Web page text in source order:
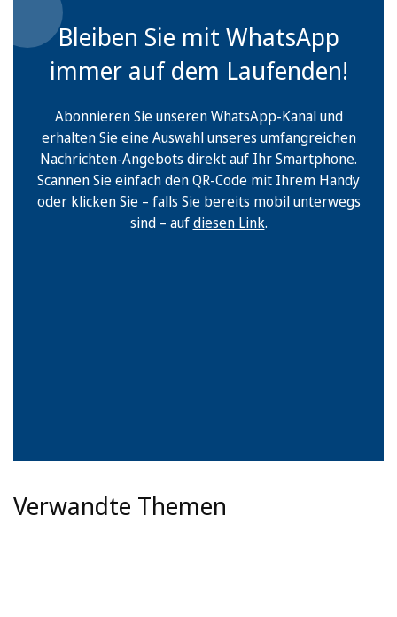
Bleiben Sie mit WhatsApp
immer auf dem Laufenden!
Abonnieren Sie unseren WhatsApp-Kanal und
erhalten Sie eine Auswahl unseres umfangreichen
Nachrichten-Angebots direkt auf Ihr Smartphone.
Scannen Sie einfach den QR-Code mit Ihrem Handy
oder klicken Sie – falls Sie bereits mobil unterwegs
sind – aufdiesen Link.
Verwandte Themen